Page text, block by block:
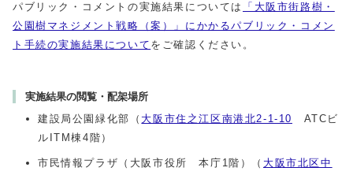
パブリック・コメントの実施結果については
「大阪市街路樹・
公園樹マネジメント戦略（案）」にかかるパブリック・コメン
ト手続の実施結果について をご確認ください。
実施結果の閲覧・配架場所
建設局公園緑化部（ 大阪市住之江区南港北2-1-10
ATCビ
ルITM棟4階）
市民情報プラザ（大阪市役所 本庁1階）（ 大阪市北区中